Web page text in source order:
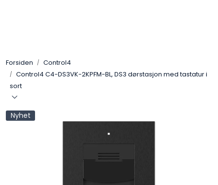
Forsiden
Control4
Control4 C4-DS3VK-2KPFM-BL, DS3 dørstasjon med tastatur i
sort
Nyhet
SONOS
Smarthus
KNX